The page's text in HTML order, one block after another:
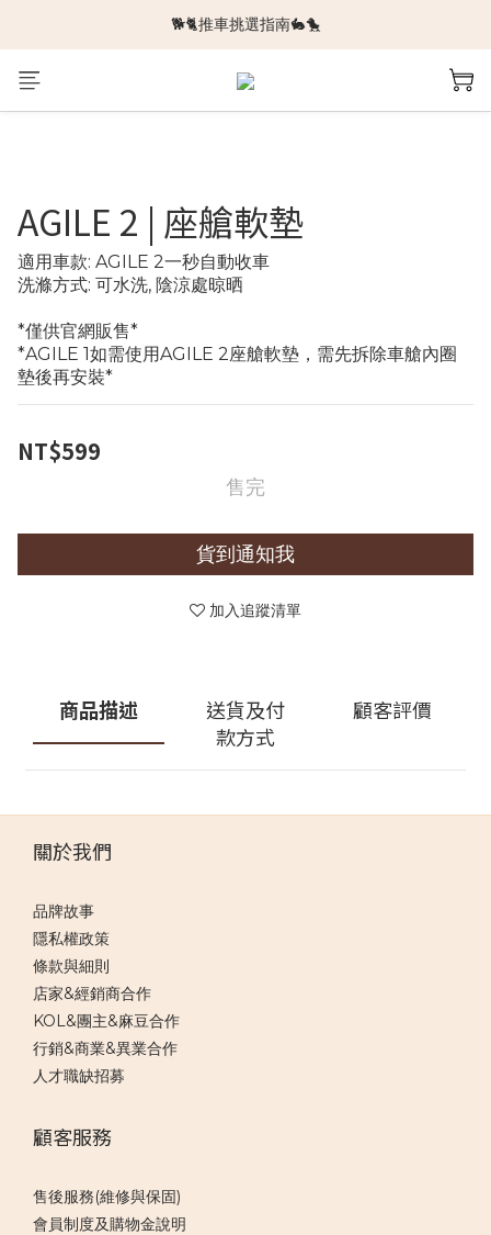
🆕新品上架🆕
🐕🐈推車挑選指南🐇🐤
🆕新品上架🆕
AGILE 2 | 座艙軟墊
適用車款: AGILE 2一秒自動收車
洗滌方式: 可水洗, 陰涼處晾晒
*僅供官網販售*
*AGILE 1如需使用AGILE 2座艙軟墊，需先拆除車艙內圈
墊後再安裝*
NT$599
售完
貨到通知我
加入追蹤清單
商品描述
送貨及付
款方式
顧客評價
關於我們
品牌故事
隱私權政策
條款與細則
店家&經銷商合作
KOL&團主&麻豆合作
行銷&商業&異業合作
人才職缺招募
顧客服務
售後服務(維修與保固)
會員制度及購物金說明